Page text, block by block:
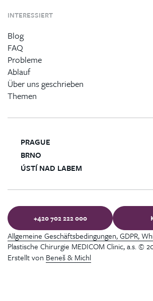
INTERESSIERT
Blog
FAQ
Probleme
Ablauf
Über uns geschrieben
Themen
PRAGUE
BRNO
ÚSTÍ NAD LABEM
+420 702 222 000
Plastische Chirurgie MEDICOM Clinic, a.s. ©
Allgemeine Geschäftsbedingungen, GDPR,
Erstellt von Beneš & Michl